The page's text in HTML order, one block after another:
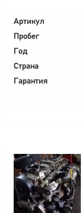
Артикул
Пробег
Год
Страна
Гарантия